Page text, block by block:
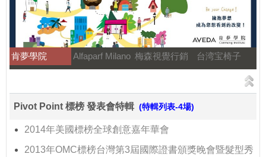
肯夢學院 Alfaparf Milano 梅森視覺行銷 台湾宝椅子
Pivot Point 標榜 發表會特輯 (特輯列表-4場)
2014年美國標榜全球創意嘉年華會
2013年OMC標榜台灣第3屆國際證書頒獎晚會暨髮型秀